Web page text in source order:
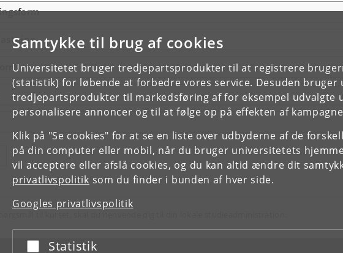
Samtykke til brug af cookies
Universitetet bruger tredjepartsprodukter til at registrere
(statistik) for løbende at forbedre vores service. Desuden
tredjepartsprodukter til markedsføring af for eksempel udvalgte
personalisere annoncer og til at følge op på effekten af
Klik på "Se cookies" for at se en liste over udbyderne af de
på din computer eller mobil, når du bruger universitetets
vil acceptere eller afslå cookies, og du kan altid ændre dit
privatlivspolitik som du finder i bunden af hver side.
Googles privatlivspolitik
Acceptér eller afslå
Statistik